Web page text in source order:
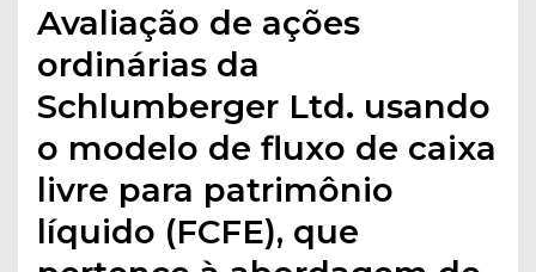
Avaliação de ações
ordinárias da
Schlumberger Ltd. usando
o modelo de fluxo de caixa
livre para patrimônio
líquido (FCFE), que